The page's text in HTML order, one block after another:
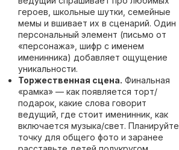
героев, школьные шутки, семейные
мемы и вшивает их в сценарий. Один
персональный элемент (письмо от
«персонажа», шифр с именем
именинника) добавляет ощущение
уникальности.
Торжественная сцена. Финальная
«рамка» — как появляется торт/
подарок, какие слова говорит
ведущий, где стоит именинник, как
включается музыка/свет. Планируйте
точку для общего фото и заранее